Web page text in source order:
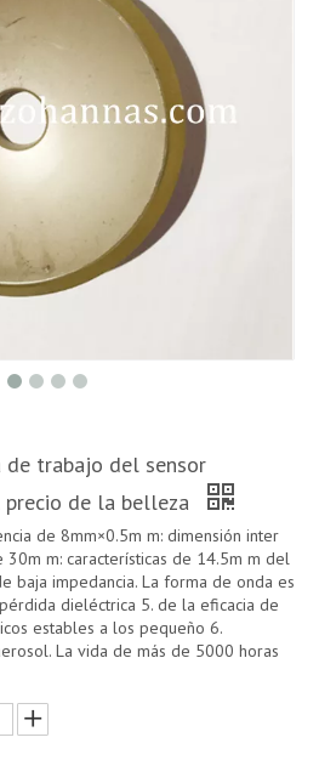
de trabajo del sensor
de la belleza
de 8mm×0.5m m: dimensión inter
m: características de 14.5m m del
baja impedancia. La forma de onda es
dieléctrica 5. de la eficacia de
estables a los pequeño 6.
La vida de más de 5000 horas